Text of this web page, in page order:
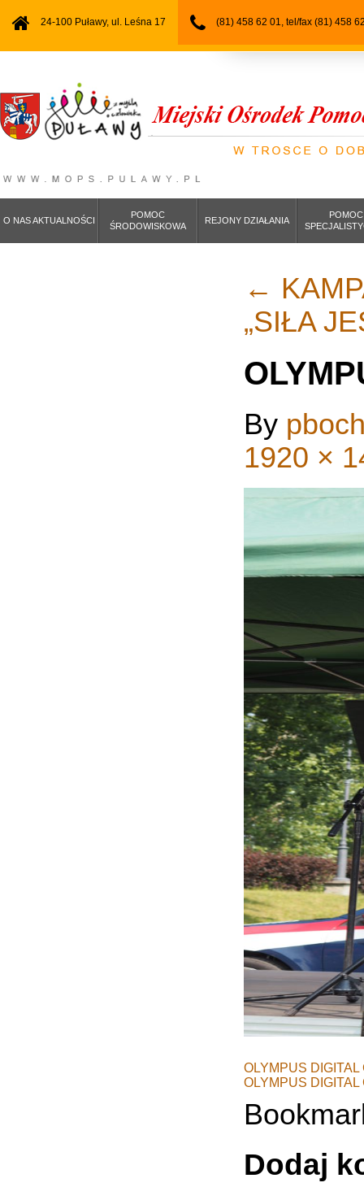
24-100 Puławy, ul. Leśna 17 (81) 458 62 01, tel/fax (81) 458
O NAS AKTUALNOŚCI
POMOC
ŚRODOWISKOWA
REJONY DZIAŁANIA
POMOC
←
„SIŁA
By
1920 ×
OLYMPUS DIGITAL
OLYMPUS DIGITAL
Dodaj